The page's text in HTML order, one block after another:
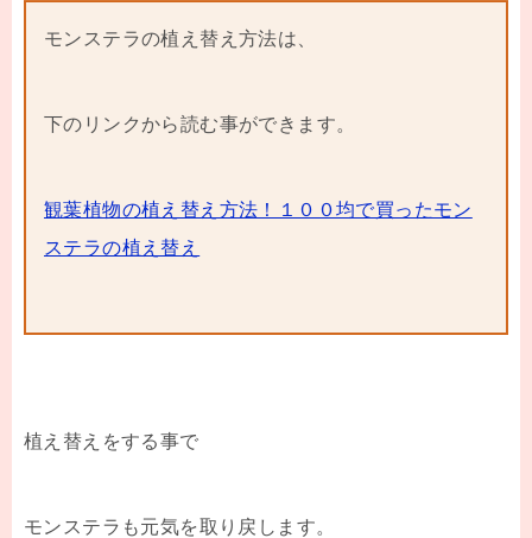
モンステラの植え替え方法は、
下のリンクから読む事ができます。
観葉植物の植え替え方法！１００均で買ったモン
ステラの植え替え
植え替えをする事で
モンステラも元気を取り戻します。